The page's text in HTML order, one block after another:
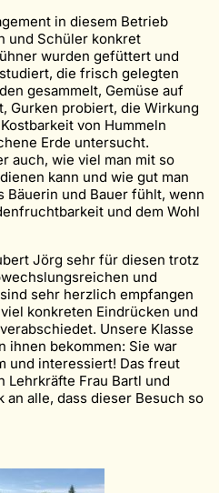
in diesem Betrieb
und Schüler konkret
wurden gefüttert und
die frisch gelegten
gesammelt, Gemüse auf
Gurken probiert, die Wirkung
von Hummeln
Erde untersucht.
auch, wie viel man mit so
kann und wie gut man
Bäuerin und Bauer fühlt, wenn
und dem Wohl
Jörg sehr für diesen trotz
und
sehr herzlich empfangen
konkreten Eindrücken und
Unsere Klasse
ihnen bekommen: Sie war
und interessiert! Das freut
Lehrkräfte Frau Bartl und
an alle, dass dieser Besuch so